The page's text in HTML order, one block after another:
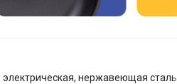
электрическая, нержавеющая сталь